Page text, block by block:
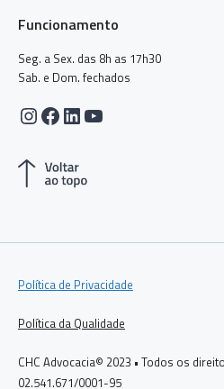
Funcionamento
Seg. a Sex. das 8h as 17h30
Sab. e Dom. fechados
Instagram
Facebook
LinkedIn
Youtube
Política de Privacidade
Política da Qualidade
CHC Advocacia© 2023 • Todos os
02.541.671/0001-95